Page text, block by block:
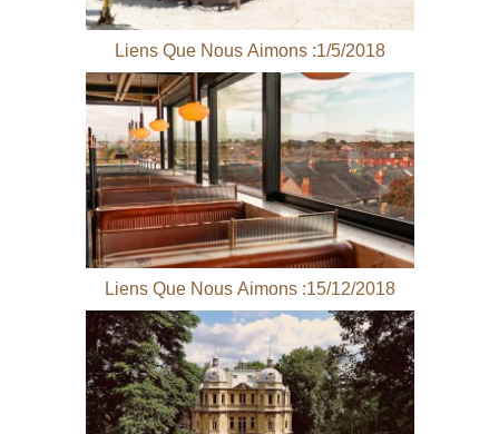
Liens Que Nous Aimons :1/5/2018
Liens Que Nous Aimons :15/12/2018